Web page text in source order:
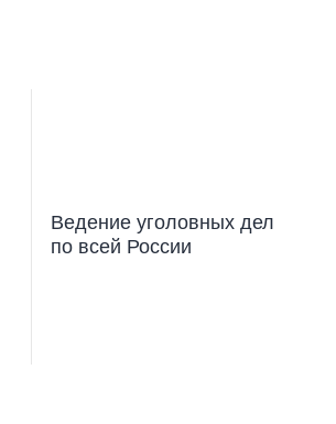
Ведение уголовных дел
по всей России